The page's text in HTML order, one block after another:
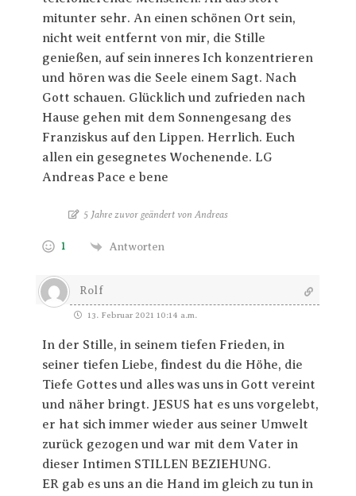
mitunter sehr. An einen schönen Ort sein,
nicht weit entfernt von mir, die Stille
genießen, auf sein inneres Ich konzentrieren
und hören was die Seele einem Sagt. Nach
Gott schauen. Glücklich und zufrieden nach
Hause gehen mit dem Sonnengesang des
Franziskus auf den Lippen. Herrlich. Euch
allen ein gesegnetes Wochenende. LG
Andreas Pace e bene
5 Jahre zuvor geändert von Andreas
1 Antworten
Rolf
13. Februar 2021 10:14 a.m.
In der Stille, in seinem tiefen Frieden, in
seiner tiefen Liebe, findest du die Höhe, die
Tiefe Gottes und alles was uns in Gott vereint
und näher bringt. JESUS hat es uns vorgelebt,
er hat sich immer wieder aus seiner Umwelt
zurück gezogen und war mit dem Vater in
dieser Intimen STILLEN BEZIEHUNG.
ER gab es uns an die Hand im gleich zu tun in